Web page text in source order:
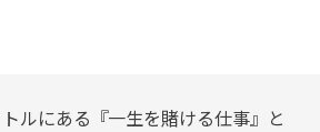
ルにある『一生を賭ける仕事』と